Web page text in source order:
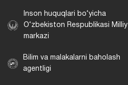
Inson huquqlari bo‘yicha
O‘zbekiston Respublikasi Milliy
markazi
Bilim va malakalarni baholash
agentligi